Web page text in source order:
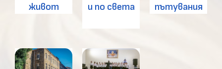
живот
и по света
пътувания